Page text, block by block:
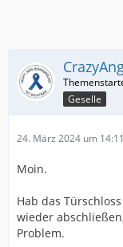
Geselle
24. März 2024 um 14:11
Moin.
Hab das
wieder
Problem.